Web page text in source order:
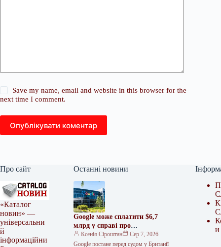
Save my name, email and website in this browser for the
next time I comment.
Опублікувати коментар
Про сайт
«Каталог
новин» —
універсальни
й
інформаційни
Останні новини
Google може сплатити $6,7
млрд у справі про
використання даних
користувачів
Ксенія Сіроштан
Сер 7, 2026
Google постане перед судом у Британії
и